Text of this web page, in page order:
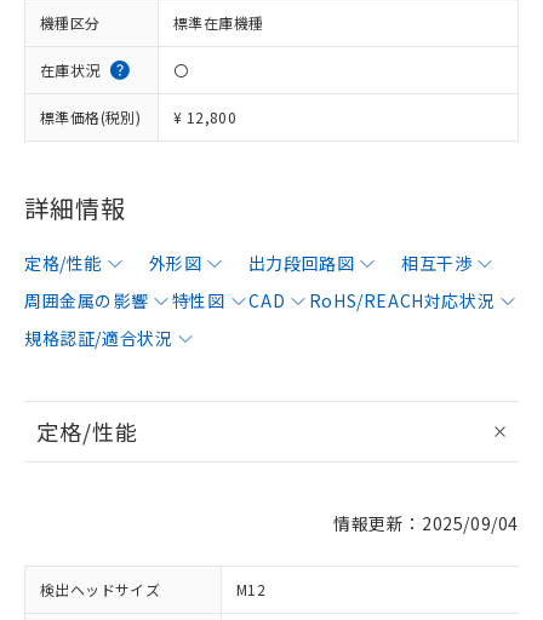
機種区分 標準在庫機種
在庫状況 〇
標準価格(税別) ¥ 12,800
詳細情報
定格/性能 外形図 出力段回路図
相互干渉
周囲金属の影響
特性図 CAD
RoHS/REACH対応状況
規格認証/適合状況
定格/性能
情報更新：2025/09/04
検出ヘッドサイズ M12